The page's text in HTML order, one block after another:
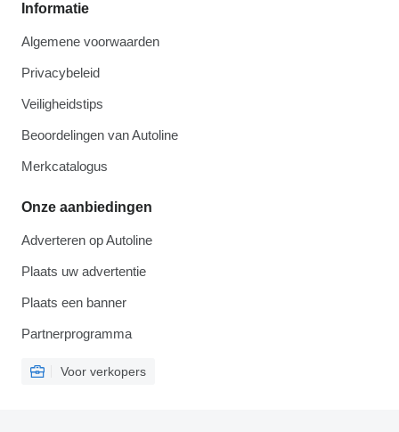
Informatie
Algemene voorwaarden
Privacybeleid
Veiligheidstips
Beoordelingen van Autoline
Merkcatalogus
Onze aanbiedingen
Adverteren op Autoline
Plaats uw advertentie
Plaats een banner
Partnerprogramma
Voor verkopers